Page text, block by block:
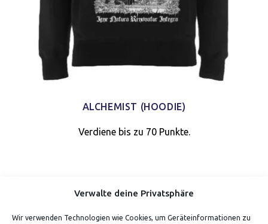
Verwalte deine Privatsphäre
Wir verwenden Technologien wie Cookies, um Geräteinformationen zu
ALCHEMIST (HOODIE)
Verdiene bis zu 70 Punkte.